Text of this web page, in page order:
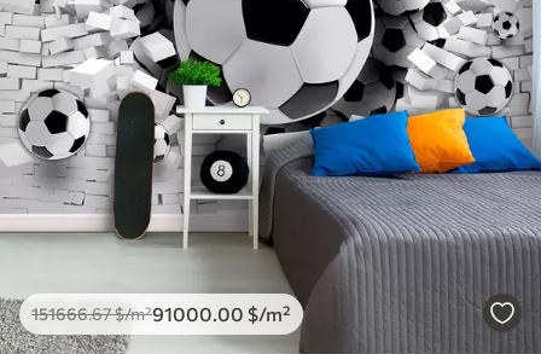
151666.67$/m²91000 .00 $/m²